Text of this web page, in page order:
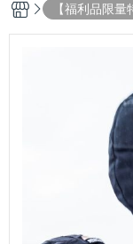
【福利品限量
區】